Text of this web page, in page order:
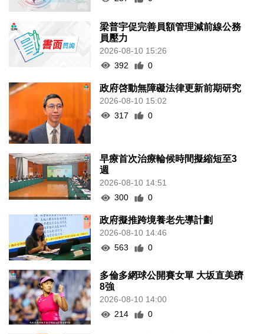
梁普宇促完善員額管理減前線公務
員壓力
2026-08-10 15:26
392
0
政府啓動無障礙法律更新前期研究
2026-08-10 15:02
317
0
早療首次治療輪候時間擬縮短至3
週
2026-08-10 14:51
300
0
政府擬推跨境養老先導計劃
2026-08-10 14:46
563
0
多倫多網球公開賽女單 大坂直美躋
8強
2026-08-10 14:00
214
0